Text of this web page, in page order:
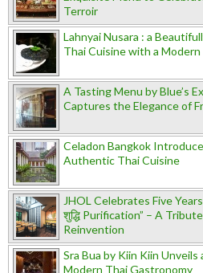
Terroir
Lahnyai Nusara : a
Thai Cuisine with a Modern
A Tasting Menu by Blue’s
Captures the Elegance of
Celadon Bangkok
Authentic Thai Cuisine
JHOL Celebrates Five
शुद्धि Purification” – A
Reinvention
Sra Bua by Kiin Kiin
Modern Thai Gastronomy